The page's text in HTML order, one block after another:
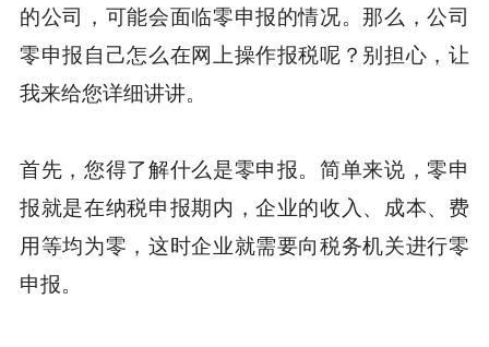
的公司，可能会面临零申报的情况。那么，公司
零申报自己怎么在网上操作报税呢？别担心，让
我来给您详细讲讲。
首先，您得了解什么是零申报。简单来说，零申
报就是在纳税申报期内，企业的收入、成本、费
用等均为零，这时企业就需要向税务机关进行零
申报。